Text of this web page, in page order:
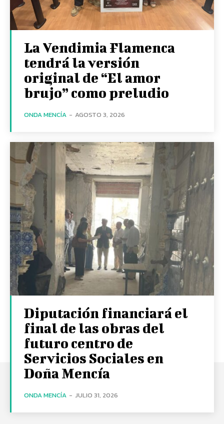
La Vendimia Flamenca
tendrá la versión
original de “El amor
brujo” como preludio
ONDA MENCÍA - AGOSTO 3, 2026
Diputación financiará el
final de las obras del
futuro centro de
Servicios Sociales en
Doña Mencía
ONDA MENCÍA - JULIO 31, 2026